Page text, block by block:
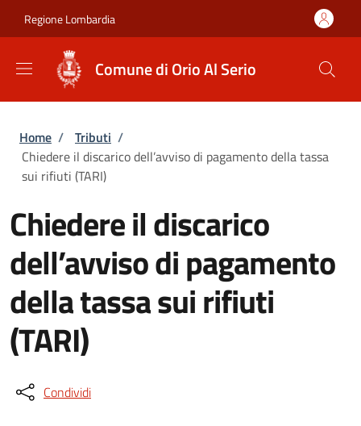
Regione Lombardia
Comune di Orio Al Serio
Briciole di pane
Home / Tributi /
Chiedere il discarico dell’avviso di pagamento della tassa
sui rifiuti (TARI)
Chiedere il discarico
dell’avviso di pagamento
della tassa sui rifiuti
(TARI)
Condividi